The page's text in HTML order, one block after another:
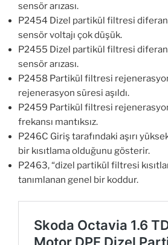
sensör arızası.
P2454 Dizel partikül filtresi
sensör voltajı çok düşük.
P2455 Dizel partikül filtresi
sensör arızası.
P2458 Partikül filtresi
rejenerasyon süresi aşıldı.
P2459 Partikül filtresi
frekansı mantıksız.
P246C Giriş tarafındaki aşırı
bir kısıtlama olduğunu gösterir.
P2463, “dizel partikül filtresi
tanımlanan genel bir koddur.